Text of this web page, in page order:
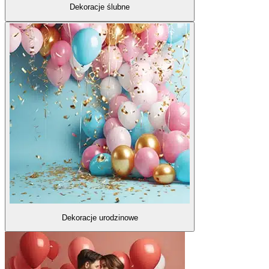
Dekoracje ślubne
Dekoracje urodzinowe